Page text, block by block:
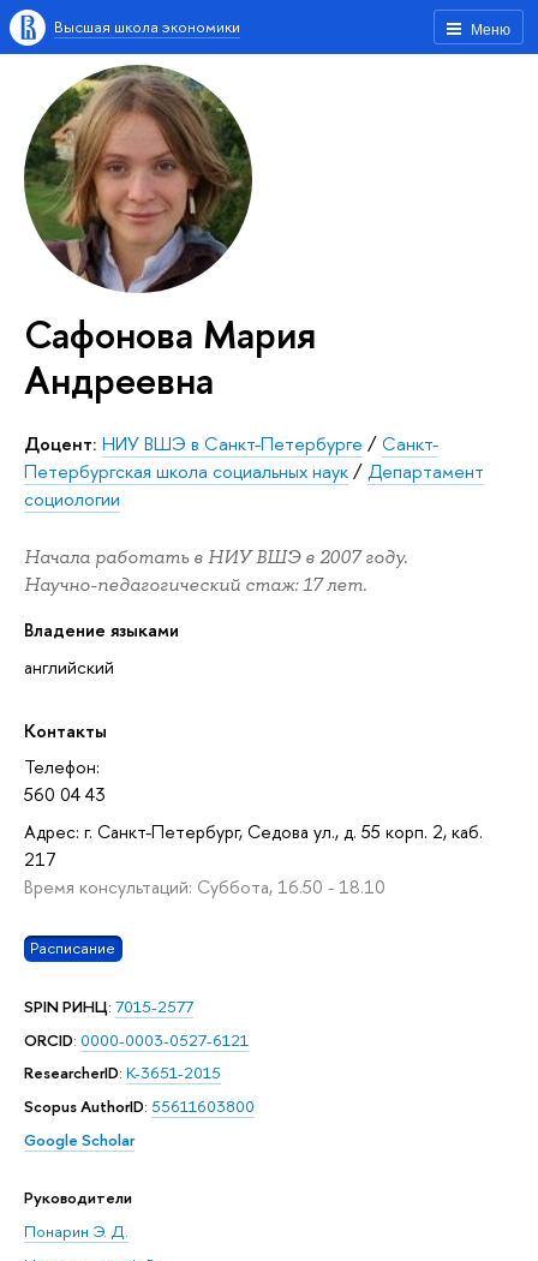
Меню
Высшая школа экономики
Сафонова Мария
Андреевна
Доцент: НИУ ВШЭ в Санкт-Петербурге /Санкт-
Петербургская школа социальных наук/Департамент
социологии
Начала работать в НИУ ВШЭ в 2007 году.
Научно-педагогический стаж: 17 лет.
Владение языками
английский
Контакты
Телефон:
560 04 43
Адрес: г. Санкт-Петербург, Седова ул., д. 55 корп. 2, каб.
217
Время консультаций: Суббота, 16.50 - 18.10
Расписание
SPIN РИНЦ: 7015-2577
ORCID: 0000-0003-0527-6121
ResearcherID: K-3651-2015
Scopus AuthorID: 55611603800
Google Scholar
Руководители
Понарин Э. Д.